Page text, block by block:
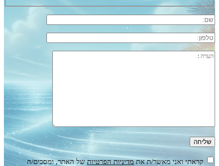
קראתי ואני מאשר/ת אתמדיניות הפרטיותשל האתר, ומסכים/ה